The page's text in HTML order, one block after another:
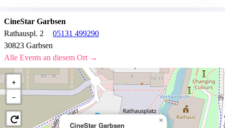
CineStar Garbsen
Rathauspl. 2
30823 Garbsen
05131 499290
Alle Events an diesem Ort →
CineStar Garbsen
×
+
−